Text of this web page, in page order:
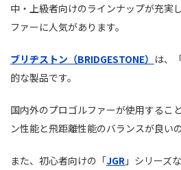
中・上級者向けのラインナップが充実
ファーに人気があります。
ブリヂストン（BRIDGESTONE） は、
的な製品です。
国内外のプロゴルファーが使用するこ
ン性能と飛距離性能のバランスが良い
また、初心者向けの「JGR 」シリーズ